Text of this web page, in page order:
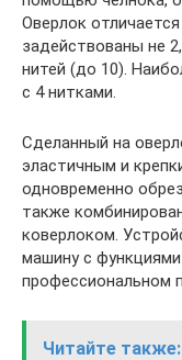
Оверлок
задействованы не
нитей (до 10).
с 4 нитками.
Сделанный на
эластичным и
одновременно
также
коверлоком.
машину с
профессиональном
Читайте также: